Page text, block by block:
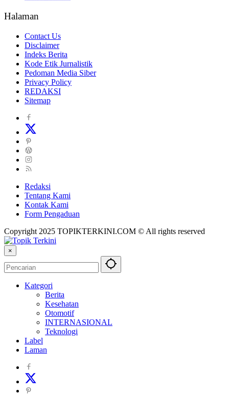
Halaman
Contact Us
Disclaimer
Indeks Berita
Kode Etik Jurnalistik
Pedoman Media Siber
Privacy Policy
REDAKSI
Sitemap
Redaksi
Tentang Kami
Kontak Kami
Form Pengaduan
Copyright 2025 TOPIKTERKINI.COM © All rights reserved
×
Kategori
Berita
Kesehatan
Otomotif
INTERNASIONAL
Teknologi
Label
Laman